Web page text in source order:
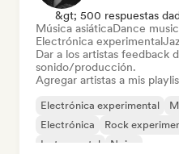
&gt; 500 respuestas
Música asiáticaDance music
Electrónica experimental
Dar a los artistas feedback
sonido/producción.
Agregar artistas a mis
Electrónica experimental
Electrónica
Rock
Instrumental
Noise